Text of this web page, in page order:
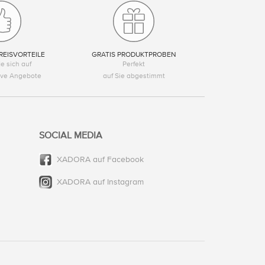
sich auf
Angebote
GRATIS PRODUKTPROBEN
Perfekt
auf Sie abgestimmt
SOCIAL MEDIA
XADORA auf Facebook
XADORA auf Instagram